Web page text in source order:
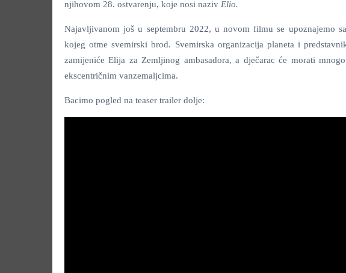
njihovom 28. ostvarenju, koje nosi naziv Elio.
Najavljivanom još u septembru 2022, u novom filmu se upoznajemo
kojeg otme svemirski brod. Svemirska organizacija planeta i
zamijeniće Elija za Zemljinog ambasadora, a dječarac će morati
ekscentričnim vanzemaljcima.
Bacimo pogled na teaser trailer dolje: